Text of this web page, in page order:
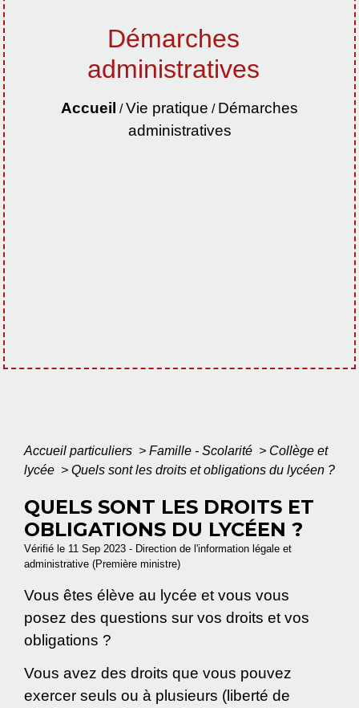
Démarches
administratives
Accueil /Vie pratique / Démarches
administratives
Accueil particuliers > Famille - Scolarité > Collège et
lycée > Quels sont les droits et obligations du lycéen ?
QUELS SONT LES DROITS ET
OBLIGATIONS DU LYCÉEN ?
Vérifié le 11 Sep 2023 - Direction de l'information légale et
administrative (Première ministre)
Vous êtes élève au lycée et vous vous
posez des questions sur vos droits et vos
obligations ?
Vous avez des droits que vous pouvez
exercer seuls ou à plusieurs (liberté de